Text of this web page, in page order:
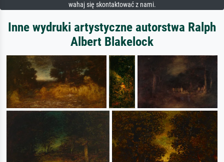
wahaj się skontaktować z nami.
Inne wydruki artystyczne autorstwa Ralph
Albert Blakelock